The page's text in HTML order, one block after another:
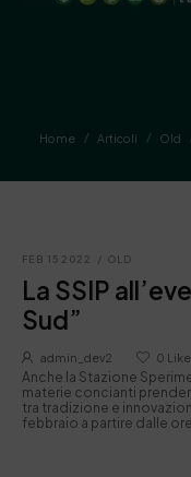
Home / Articoli / Old
FEB 15 2022 / OLD
La SSIP
Sud”
admin_dev2 0
Anche la Stazione
materie concianti
tra tradizione e
febbraio a partire dalle